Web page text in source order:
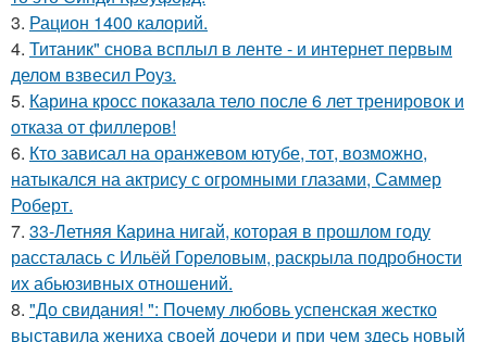
3. Рацион 1400 калорий.
4. Титаник" снова всплыл в ленте - и интернет первым
делом взвесил Роуз.
5. Карина кросс показала тело после 6 лет тренировок и
отказа от филлеров!
6. Кто зависал на оранжевом ютубе, тот, возможно,
натыкался на актрису с огромными глазами, Саммер
Роберт.
7. 33-Летняя Карина нигай, которая в прошлом году
рассталась с Ильёй Гореловым, раскрыла подробности
их абьюзивных отношений.
8. "До свидания! ": Почему любовь успенская жестко
выставила жениха своей дочери и при чем здесь новый